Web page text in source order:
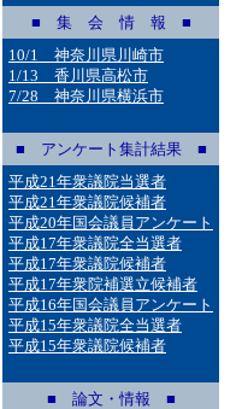
■ 集 会 情 報 ■
10/1 神奈川県川崎市
1/13 香川県高松市
7/28 神奈川県横浜市
■ アンケート集計結果 ■
平成21年衆議院当選者
平成21年衆議院候補者
平成20年国会議員アンケート
平成17年衆議院全当選者
平成17年衆議院候補者
平成17年衆院補選立候補者
平成16年国会議員アンケート
平成15年衆議院全当選者
平成15年衆議院候補者
■ 論文・情報 ■